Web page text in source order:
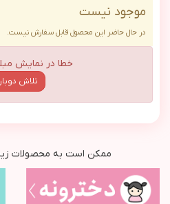
موجود نیست
در حال حاضر این محصول قابل سفارش نیست.
خطا در نمایش
تلاش
ممکن است به محصولات زیر